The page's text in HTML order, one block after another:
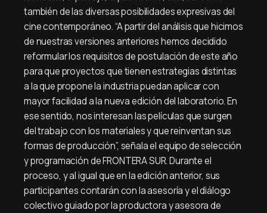
también de las diversas posibilidades expresivas del
cine contemporáneo. “A partir del análisis que hicimos
de nuestras versiones anteriores hemos decidido
reformular los requisitos de postulación de este año
para que proyectos que tienen estrategias distintas
a la que propone la industria puedan aplicar con
mayor facilidad a la nueva edición del laboratorio. En
ese sentido, nos interesan las películas que surgen
del trabajo con los materiales y que reinventan sus
formas de producción”, señala el equipo de selección
y programación de FRONTERA SUR. Durante el
proceso, y al igual que en la edición anterior, sus
participantes contarán con la asesoría y el diálogo
colectivo guiado por la productora y asesora de